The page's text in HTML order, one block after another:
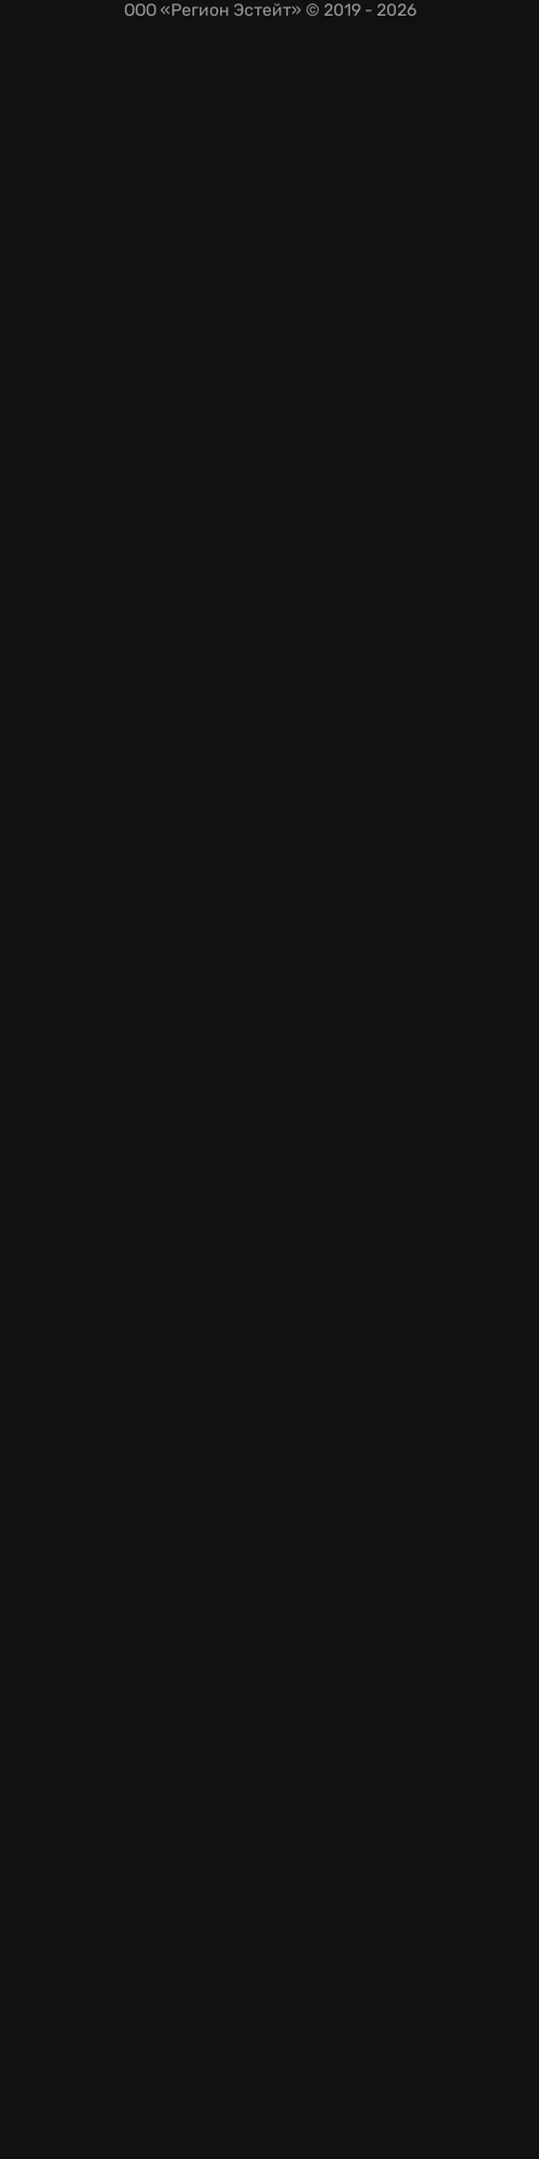
ООО «Регион Эстейт» © 2019 - 2026